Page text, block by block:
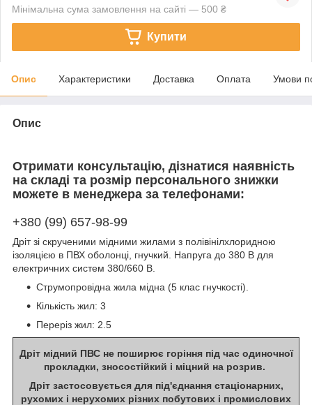
Мінімальна сума замовлення на сайті — 500 ₴
Купити
Опис Характеристики Доставка Оплата Умови
Опис
Отримати консультацію, дізнатися наявність
на складі та розмір персонального знижки
можете в менеджера за телефонами:
+380 (99) 657-98-99
Дріт зі скрученими мідними жилами з полівінілхлоридною
ізоляцією в ПВХ оболонці, гнучкий. Напруга до 380 В для
електричних систем 380/660 В.
Струмопровідна жила мідна (5 клас гнучкості).
Кількість жил: 3
Переріз жил: 2.5
Дріт мідний ПВС не поширює горіння під час одиночної
прокладки, зносостійкий і міцний на розрив.
Дріт застосовується для під'єднання стаціонарних,
рухомих і нерухомих різних побутових і промислових